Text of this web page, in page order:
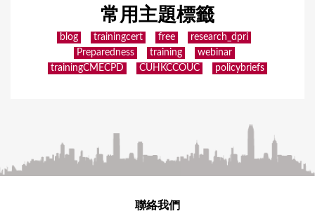
常用主題標籤
blog trainingcert free
research_dpri
Preparedness
training
webinar
trainingCMECPD
CUHKCCOUC policybriefs
聯絡我們